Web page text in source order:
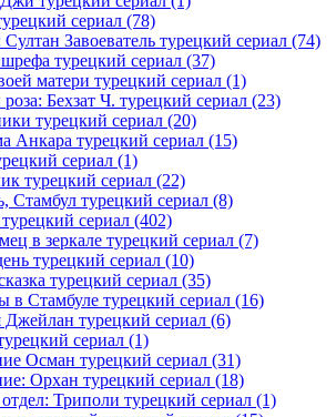
сериал (78)
Завоеватель турецкий сериал (74)
турецкий сериал (37)
матери турецкий сериал (1)
Бехзат Ч. турецкий сериал (23)
турецкий сериал (20)
Анкара турецкий сериал (15)
сериал (1)
турецкий сериал (22)
Стамбул турецкий сериал (8)
сериал (402)
в зеркале турецкий сериал (7)
турецкий сериал (10)
турецкий сериал (35)
в Стамбуле турецкий сериал (16)
Джейлан турецкий сериал (6)
сериал (1)
Осман турецкий сериал (31)
Орхан турецкий сериал (18)
Триполи турецкий сериал (1)